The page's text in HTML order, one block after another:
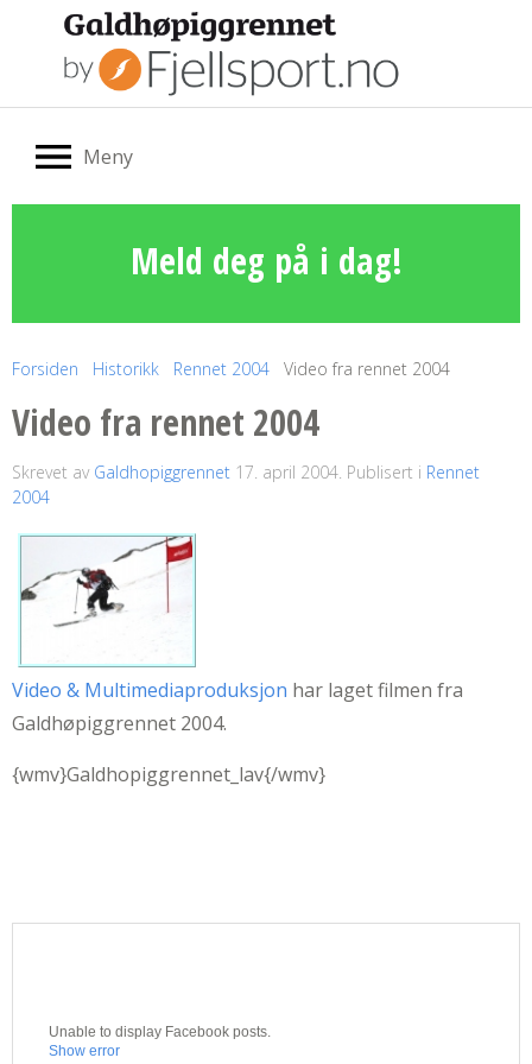
Meny
Meld deg på i dag!
Forsiden Historikk Rennet 2004 Video fra rennet 2004
Video fra rennet 2004
Skrevet av Galdhopiggrennet 17. april 2004 . Publisert i Rennet
2004
Video & Multimediaproduksjon har laget filmen fra
Galdhøpiggrennet 2004.
{wmv}Galdhopiggrennet_lav{/wmv}
Unable to display Facebook posts.
Show error